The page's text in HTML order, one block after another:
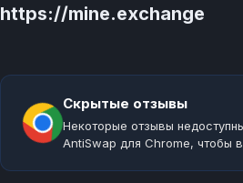
https://mine.exchange
Скрытые отзывы
Некоторые отзывы
AntiSwap для Chrome, чтобы